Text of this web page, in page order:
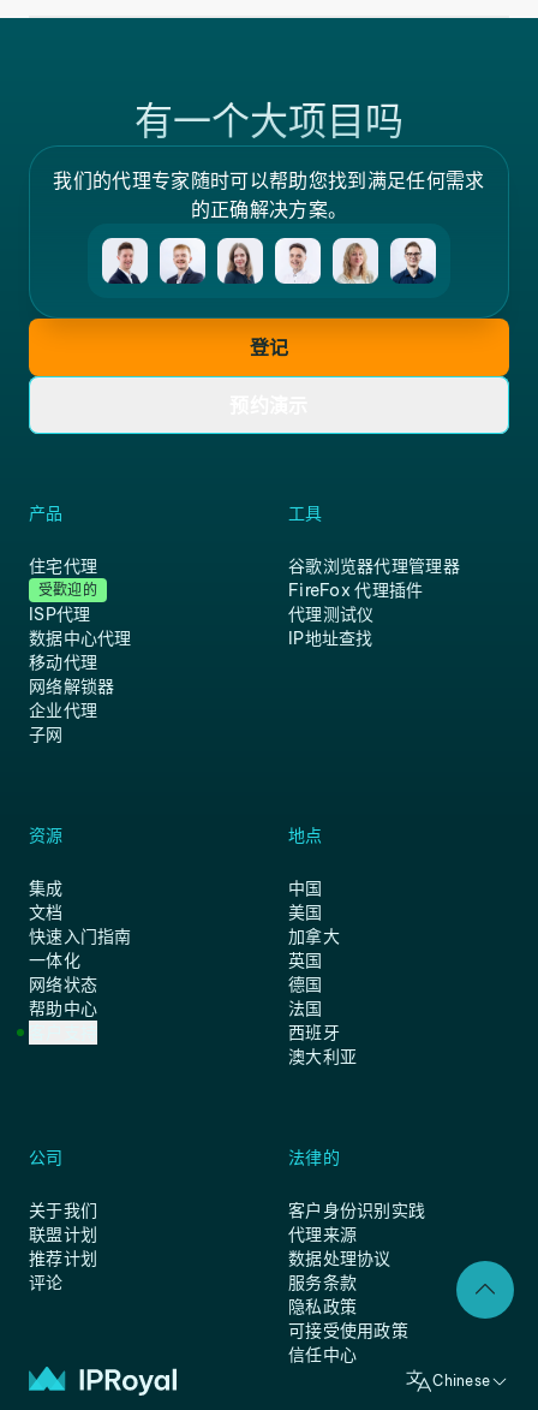
有一个大项目吗
我们的代理专家随时可以帮助您找到满足任何需求
的正确解决方案。
登记
产品
住宅代理
受歡迎的
ISP代理
数据中心代理
移动代理
网络解锁器
企业代理
子网
工具
谷歌浏览器代理管理器
FireFox 代理插件
代理测试仪
IP地址查找
资源
集成
文档
快速入门指南
一体化
网络状态
帮助中心
地点
中国
美国
加拿大
英国
德国
法国
西班牙
澳大利亚
公司
关于我们
联盟计划
推荐计划
评论
法律的
客户身份识别实践
代理来源
数据处理协议
服务条款
隐私政策
可接受使用政策
信任中心
Chinese